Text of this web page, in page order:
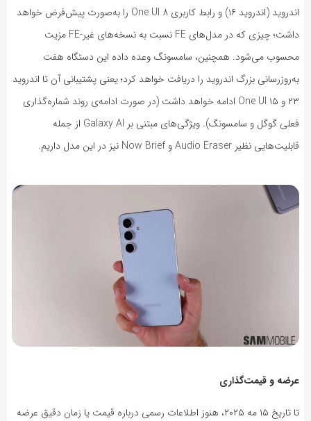
اندروید (اندروید ۱۶) و رابط کاربری One UI ۸ را به‌صورت پیش‌فرض خواهد
داشت؛ چیزی که در مدل‌های FE نسبت به نسخه‌های غیر-FE مزیت
محسوب می‌شود. همچنین، سامسونگ وعده داده این دستگاه هفت
به‌روزرسانی بزرگ اندروید را دریافت خواهد کرد؛ یعنی پشتیبانی آن تا اندروید
۲۳ و One UI ۱۵ ادامه خواهد داشت (در صورت ادامه‌ی روند شماره‌گذاری
فعلی گوگل و سامسونگ). ویژگی‌های مبتنی بر Galaxy AI از جمله
قابلیت‌هایی نظیر Audio Eraser و Now Brief نیز در این مدل داریم.
عرضه و قیمت‌گذاری
تا تاریخ ۱۵ مه ۲۰۲۵، هنوز اطلاعات رسمی درباره قیمت یا زمان دقیق عرضه